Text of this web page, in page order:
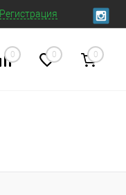
Регистрация
0 0 0